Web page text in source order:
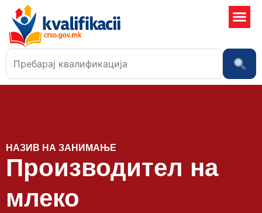
НАЗИВ НА ЗАНИМАЊЕ
Производител на
млеко